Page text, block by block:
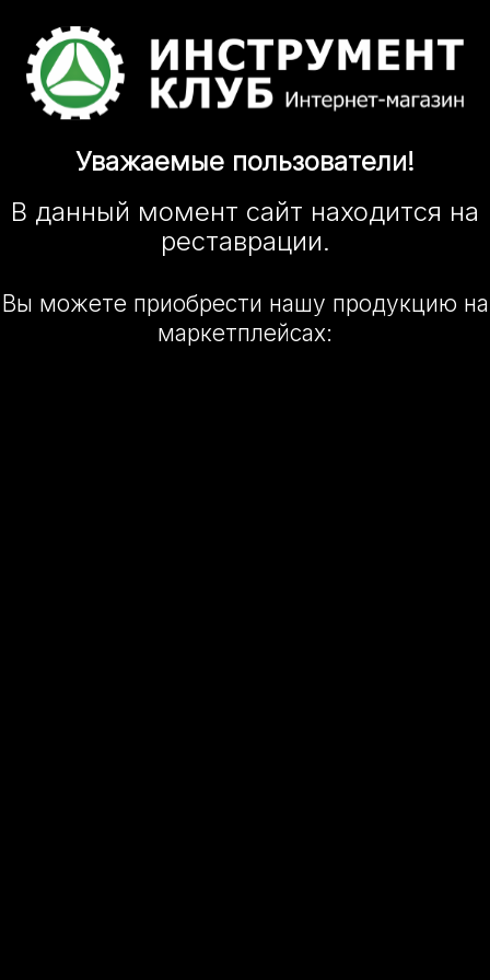
Уважаемые пользователи!
В данный момент сайт находится на
реставрации.
Вы можете приобрести нашу продукцию на
маркетплейсах: